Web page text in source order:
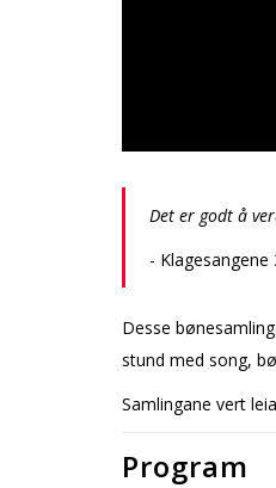
Det er godt å
- Klagesangene
Desse
stund med song,
Samlingane vert
Program